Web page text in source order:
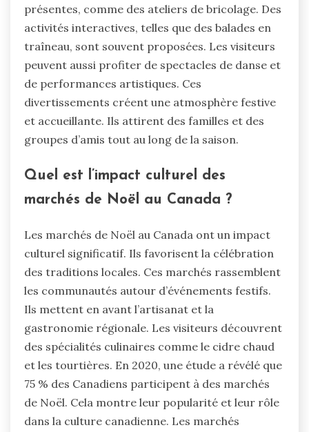
présentes, comme des ateliers de bricolage. Des
activités interactives, telles que des balades en
traîneau, sont souvent proposées. Les visiteurs
peuvent aussi profiter de spectacles de danse et
de performances artistiques. Ces
divertissements créent une atmosphère festive
et accueillante. Ils attirent des familles et des
groupes d’amis tout au long de la saison.
Quel est l’impact culturel des
marchés de Noël au Canada ?
Les marchés de Noël au Canada ont un impact
culturel significatif. Ils favorisent la célébration
des traditions locales. Ces marchés rassemblent
les communautés autour d’événements festifs.
Ils mettent en avant l’artisanat et la
gastronomie régionale. Les visiteurs découvrent
des spécialités culinaires comme le cidre chaud
et les tourtières. En 2020, une étude a révélé que
75 % des Canadiens participent à des marchés
de Noël. Cela montre leur popularité et leur rôle
dans la culture canadienne. Les marchés